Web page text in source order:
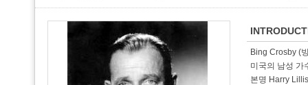
Bing Crosby (
미국의 남성 가
본명 Harry